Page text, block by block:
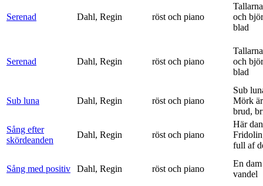
Serenad Dahl, Regin röst och piano
och
blad
Serenad Dahl, Regin röst och piano
och
blad
Sub luna Dahl, Regin röst och piano
Sub
Mörk
brud,
Sång efter
skördeanden
Dahl, Regin röst och piano
Här
full af
Sång med positiv Dahl, Regin röst och piano
En
vandel